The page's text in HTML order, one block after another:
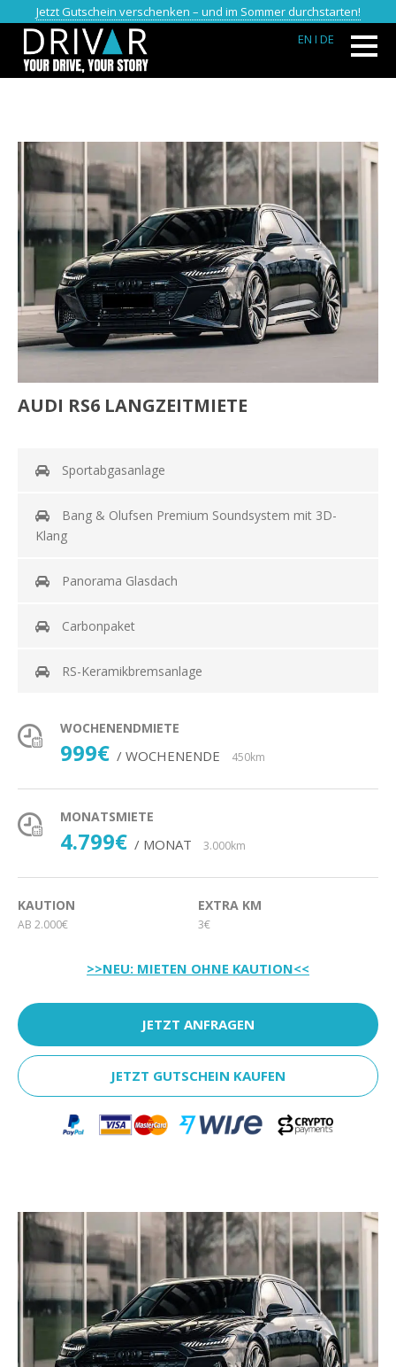
Jetzt Gutschein verschenken – und im Sommer durchstarten!
EN I DE
AUDI RS6 LANGZEITMIETE
Sportabgasanlage
Bang & Olufsen Premium Soundsystem mit 3D-
Klang
Panorama Glasdach
Carbonpaket
RS-Keramikbremsanlage
WOCHENENDMIETE
999€ / WOCHENENDE 450km
MONATSMIETE
4.799€ / MONAT 3.000km
KAUTION
AB 2.000€
EXTRA KM
3€
>>NEU: MIETEN OHNE KAUTION<<
JETZT ANFRAGEN
JETZT GUTSCHEIN KAUFEN